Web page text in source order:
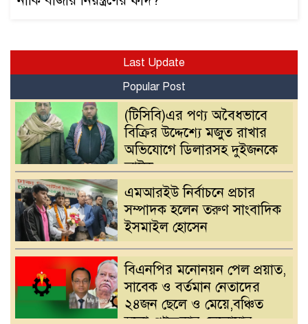
Last Update
Popular Post
(টিসিবি)এর পণ্য অবৈধভাবে
বিক্রির উদ্দেশ্যে মজুত রাখার
অভিযোগে ডিলারসহ দুইজনকে
আটক
এমআরইউ নির্বাচনে প্রচার
সম্পাদক হলেন তরুণ সাংবাদিক
ইসমাইল হোসেন
বিএনপির মনোনয়ন পেল প্রয়াত,
সাবেক ও বর্তমান নেতাদের
২৪জন ছেলে ও মেয়ে,বঞ্চিত